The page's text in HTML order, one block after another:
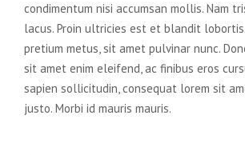
condimentum nisi accumsan mollis. Nam
lacus. Proin ultricies est et blandit
pretium metus, sit amet pulvinar nunc.
sit amet enim eleifend, ac finibus eros
sapien sollicitudin, consequat lorem sit
justo. Morbi id mauris mauris.